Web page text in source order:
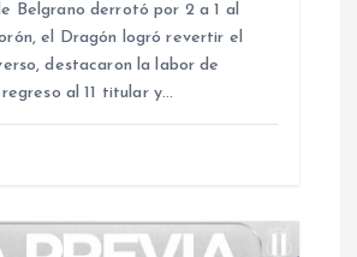
Belgrano derrotó por 2 a 1 al
el Dragón logró revertir el
destacaron la labor de
al 11 titular y…